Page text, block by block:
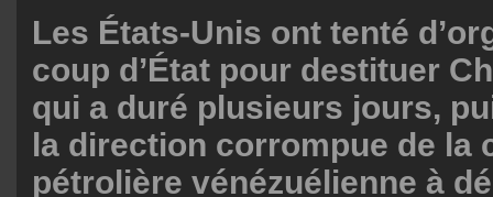
Les États-Unis ont tenté
coup d’État pour destituer
qui a duré plusieurs jours,
la direction corrompue de la
pétrolière vénézuélienne à